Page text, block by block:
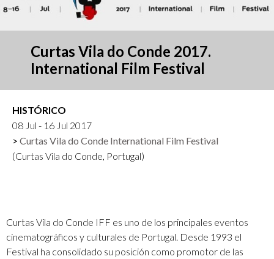
Curtas Vila do Conde 2017.
International Film Festival
HISTÓRICO
08 Jul - 16 Jul 2017
Curtas Vila do Conde International Film Festival
(Curtas Vila do Conde, Portugal)
Curtas Vila do Conde IFF es uno de los principales eventos
cinematográficos y culturales de Portugal. Desde 1993 el
Festival ha consolidado su posición como promotor de las